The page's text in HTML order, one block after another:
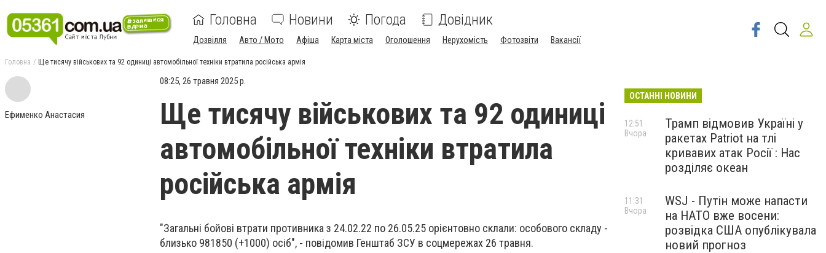
Головна Новини Погода Довідник
Дозвілля Авто / Мото Афіша Карта міста Оголошення Нерухомість Фотозвіти Вакансії
Головна Ще тисячу військових та 92 одиниці автомобільної техніки втратила російська армія
Ефименко Анастасия
08:25, 26 травня 2025 р.
Ще тисячу військових та 92 одиниці
автомобільної техніки втратила
російська армія
"Загальні бойові втрати противника з 24.02.22 по 26.05.25 орієнтовно склали: особового складу -
близько 981850 (+1000) осіб", - повідомив Генштаб ЗСУ в соцмережах 26 травня.
ОСТАННІ НОВИНИ
Трамп відмовив Україні у
ракетах Patriot на тлі
кривавих атак Росії : Нас
розділяє океан
12:51
Вчора
WSJ - Путін може напасти
на НАТО вже восени:
розвідка США опублікувала
новий прогноз
11:31
Вчора